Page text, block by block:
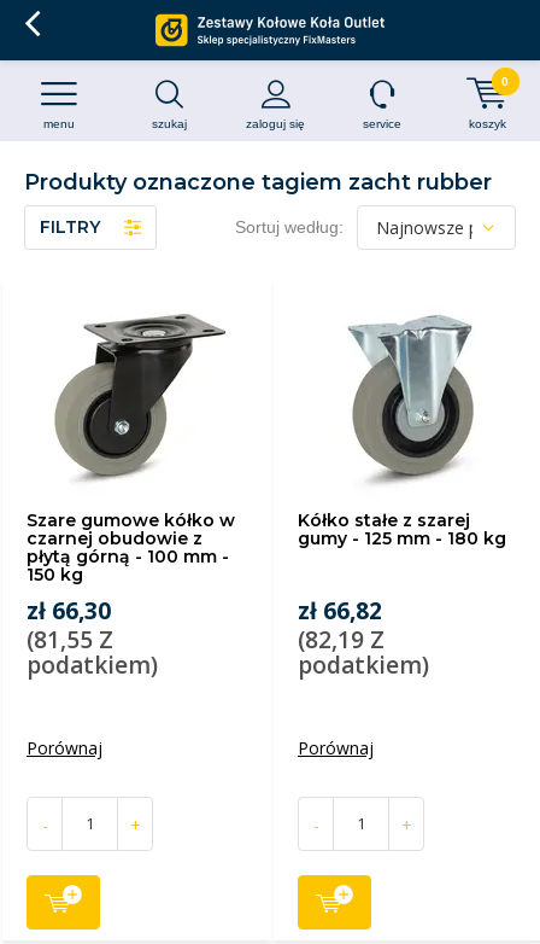
szukaj zaloguj się
menu service koszyk
0
Produkty oznaczone tagiem zacht rubber
FILTRY Sortuj według:
Szare gumowe kółko w
czarnej obudowie z
płytą górną - 100 mm -
150 kg
zł 66,30
(81,55 Z
podatkiem)
Porównaj
- +
Kółko stałe z szarej
gumy - 125 mm - 180 kg
zł 66,82
(82,19 Z
podatkiem)
Porównaj
- +